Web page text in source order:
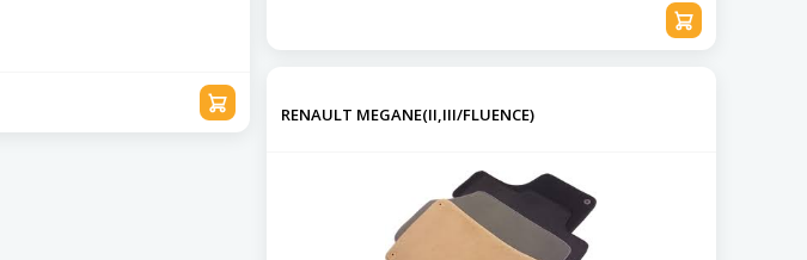
RENAULT MEGANE(II,III/FLUENCE)